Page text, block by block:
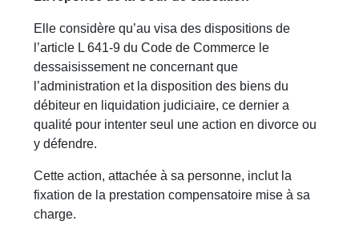
Elle considère qu’au visa des dispositions de
l’article L 641-9 du Code de Commerce le
dessaisissement ne concernant que
l’administration et la disposition des biens du
débiteur en liquidation judiciaire, ce dernier a
qualité pour intenter seul une action en divorce ou
y défendre.
Cette action, attachée à sa personne, inclut la
fixation de la prestation compensatoire mise à sa
charge.